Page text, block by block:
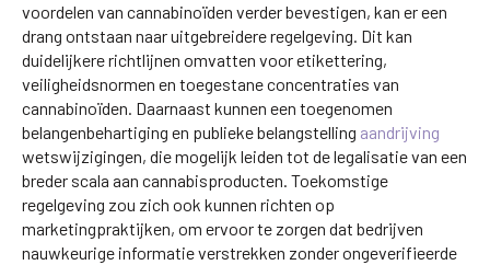
voordelen van cannabinoïden verder bevestigen, kan er een
drang ontstaan naar uitgebreidere regelgeving. Dit kan
duidelijkere richtlijnen omvatten voor etikettering,
veiligheidsnormen en toegestane concentraties van
cannabinoïden. Daarnaast kunnen een toegenomen
belangenbehartiging en publieke belangstelling aandrijving
wetswijzigingen, die mogelijk leiden tot de legalisatie van een
breder scala aan cannabisproducten. Toekomstige
regelgeving zou zich ook kunnen richten op
marketingpraktijken, om ervoor te zorgen dat bedrijven
nauwkeurige informatie verstrekken zonder ongeverifieerde